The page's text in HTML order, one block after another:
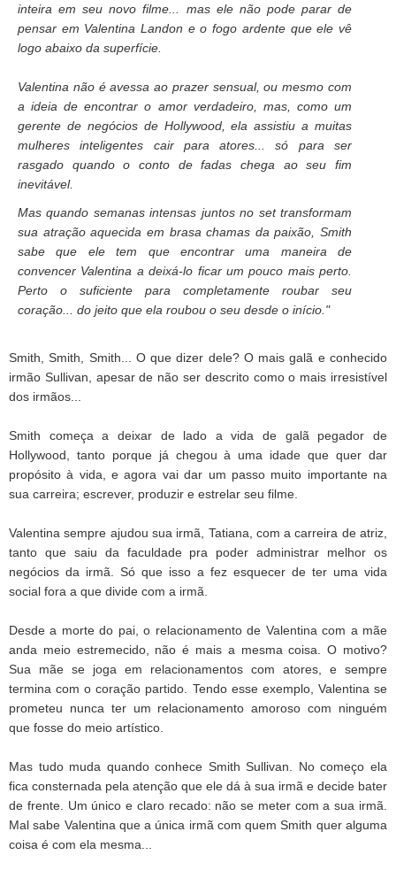
inteira em seu novo filme... mas ele não pode parar de
pensar em Valentina Landon e o fogo ardente que ele vê
logo abaixo da superfície.
Valentina não é avessa ao prazer sensual, ou mesmo com
a ideia de encontrar o amor verdadeiro, mas, como um
gerente de negócios de Hollywood, ela assistiu a muitas
mulheres inteligentes cair para atores... só para ser
rasgado quando o conto de fadas chega ao seu fim
inevitável.
Mas quando semanas intensas juntos no set transformam
sua atração aquecida em brasa chamas da paixão, Smith
sabe que ele tem que encontrar uma maneira de
convencer Valentina a deixá-lo ficar um pouco mais perto.
Perto o suficiente para completamente roubar seu
coração... do jeito que ela roubou o seu desde o início."
Smith, Smith, Smith... O que dizer dele? O mais galã e conhecido
irmão Sullivan, apesar de não ser descrito como o mais irresistível
dos irmãos...
Smith começa a deixar de lado a vida de galã pegador de
Hollywood, tanto porque já chegou à uma idade que quer dar
propósito à vida, e agora vai dar um passo muito importante na
sua carreira; escrever, produzir e estrelar seu filme.
Valentina sempre ajudou sua irmã, Tatiana, com a carreira de atriz,
tanto que saiu da faculdade pra poder administrar melhor os
negócios da irmã. Só que isso a fez esquecer de ter uma vida
social fora a que divide com a irmã.
Desde a morte do pai, o relacionamento de Valentina com a mãe
anda meio estremecido, não é mais a mesma coisa. O motivo?
Sua mãe se joga em relacionamentos com atores, e sempre
termina com o coração partido. Tendo esse exemplo, Valentina se
prometeu nunca ter um relacionamento amoroso com ninguém
que fosse do meio artístico.
Mas tudo muda quando conhece Smith Sullivan. No começo ela
fica consternada pela atenção que ele dá à sua irmã e decide bater
de frente. Um único e claro recado: não se meter com a sua irmã.
Mal sabe Valentina que a única irmã com quem Smith quer alguma
coisa é com ela mesma...